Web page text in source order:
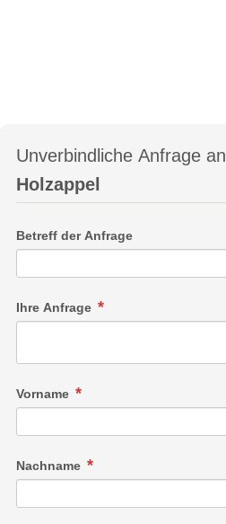
Unverbindliche Anfrage an
Holzappel
Betreff der Anfrage
Ihre Anfrage
Vorname
Nachname